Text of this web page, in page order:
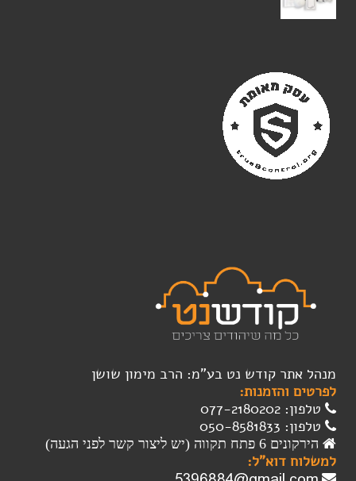
מנהל אתר קודש נט בע"מ: הרב מימון שושן
לפרטים והזמנות:
טלפון: 077-2180202
טלפון: 050-8581833
הירקונים 6 פתח תקווה (יש ליצור קשר לפני הגעה)
למשלוח דוא"ל: